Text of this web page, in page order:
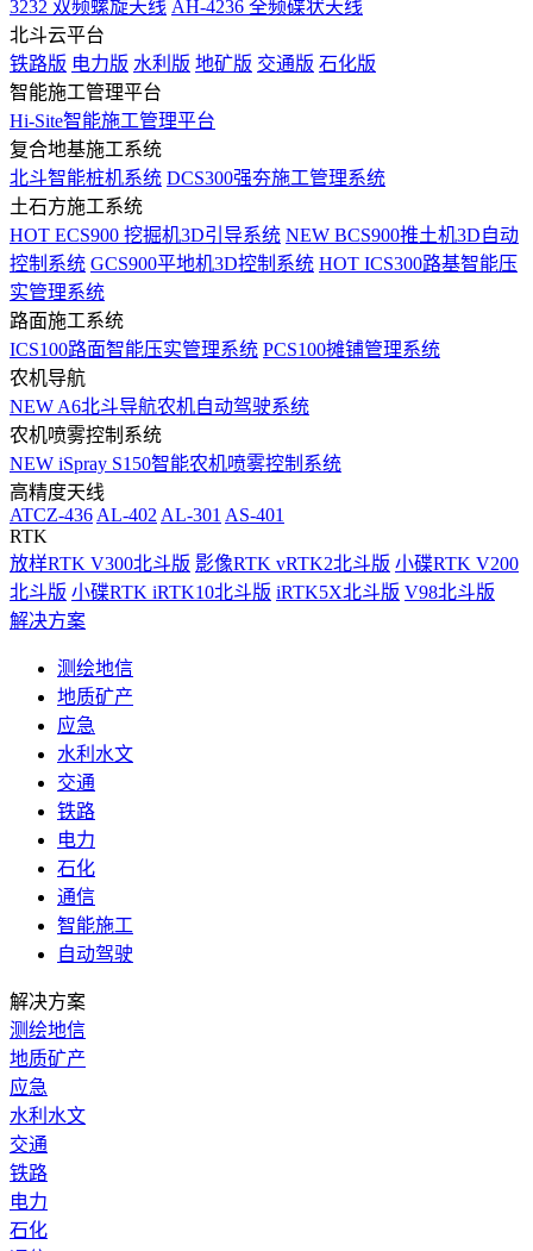
3232 双频螺旋天线 AH-4236 全频碟状天线
北斗云平台
铁路版 电力版 水利版 地矿版 交通版 石化版
智能施工管理平台
Hi-Site智能施工管理平台
复合地基施工系统
北斗智能桩机系统 DCS300强夯施工管理系统
土石方施工系统
HOT ECS900 挖掘机3D引导系统 NEW BCS900推土机3D自动
控制系统 GCS900平地机3D控制系统 HOT ICS300路基智能压
实管理系统
路面施工系统
ICS100路面智能压实管理系统 PCS100摊铺管理系统
农机导航
NEW A6北斗导航农机自动驾驶系统
农机喷雾控制系统
NEW iSpray S150智能农机喷雾控制系统
高精度天线
ATCZ-436 AL-402 AL-301 AS-401
RTK
放样RTK V300北斗版 影像RTK vRTK2北斗版 小碟RTK V200
北斗版 小碟RTK iRTK10北斗版 iRTK5X北斗版 V98北斗版
解决方案
测绘地信
地质矿产
应急
水利水文
交通
铁路
电力
石化
通信
智能施工
自动驾驶
解决方案
测绘地信
地质矿产
应急
水利水文
交通
铁路
电力
石化